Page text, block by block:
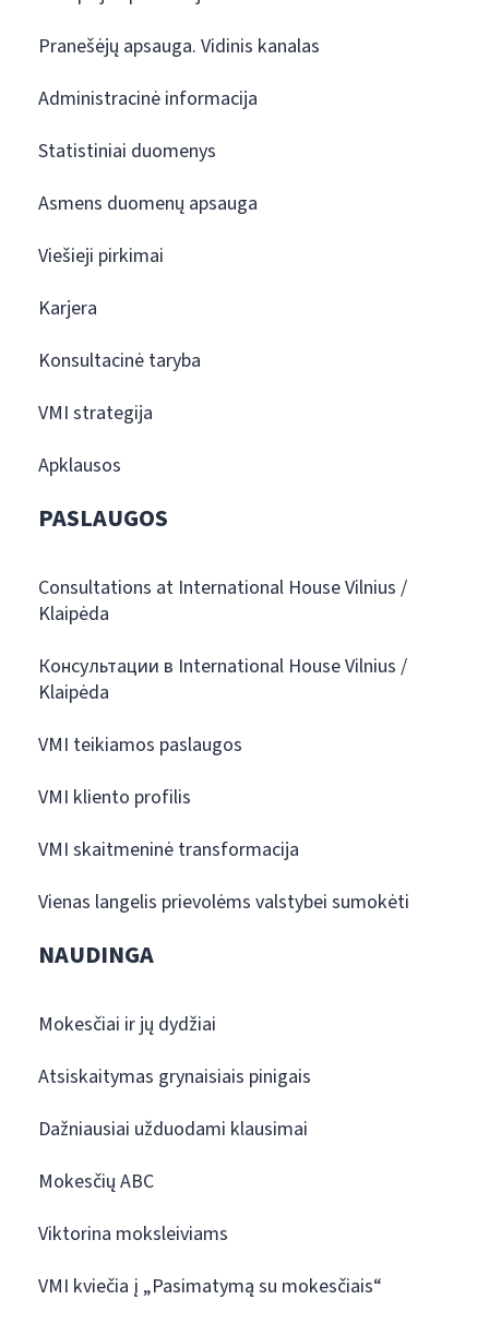
Pranešėjų apsauga. Vidinis kanalas
Administracinė informacija
Statistiniai duomenys
Asmens duomenų apsauga
Viešieji pirkimai
Karjera
Konsultacinė taryba
VMI strategija
Apklausos
PASLAUGOS
Consultations at International House Vilnius /
Klaipėda
Консультации в International House Vilnius /
Klaipėda
VMI teikiamos paslaugos
VMI kliento profilis
VMI skaitmeninė transformacija
Vienas langelis prievolėms valstybei sumokėti
NAUDINGA
Mokesčiai ir jų dydžiai
Atsiskaitymas grynaisiais pinigais
Dažniausiai užduodami klausimai
Mokesčių ABC
Viktorina moksleiviams
VMI kviečia į „Pasimatymą su mokesčiais“